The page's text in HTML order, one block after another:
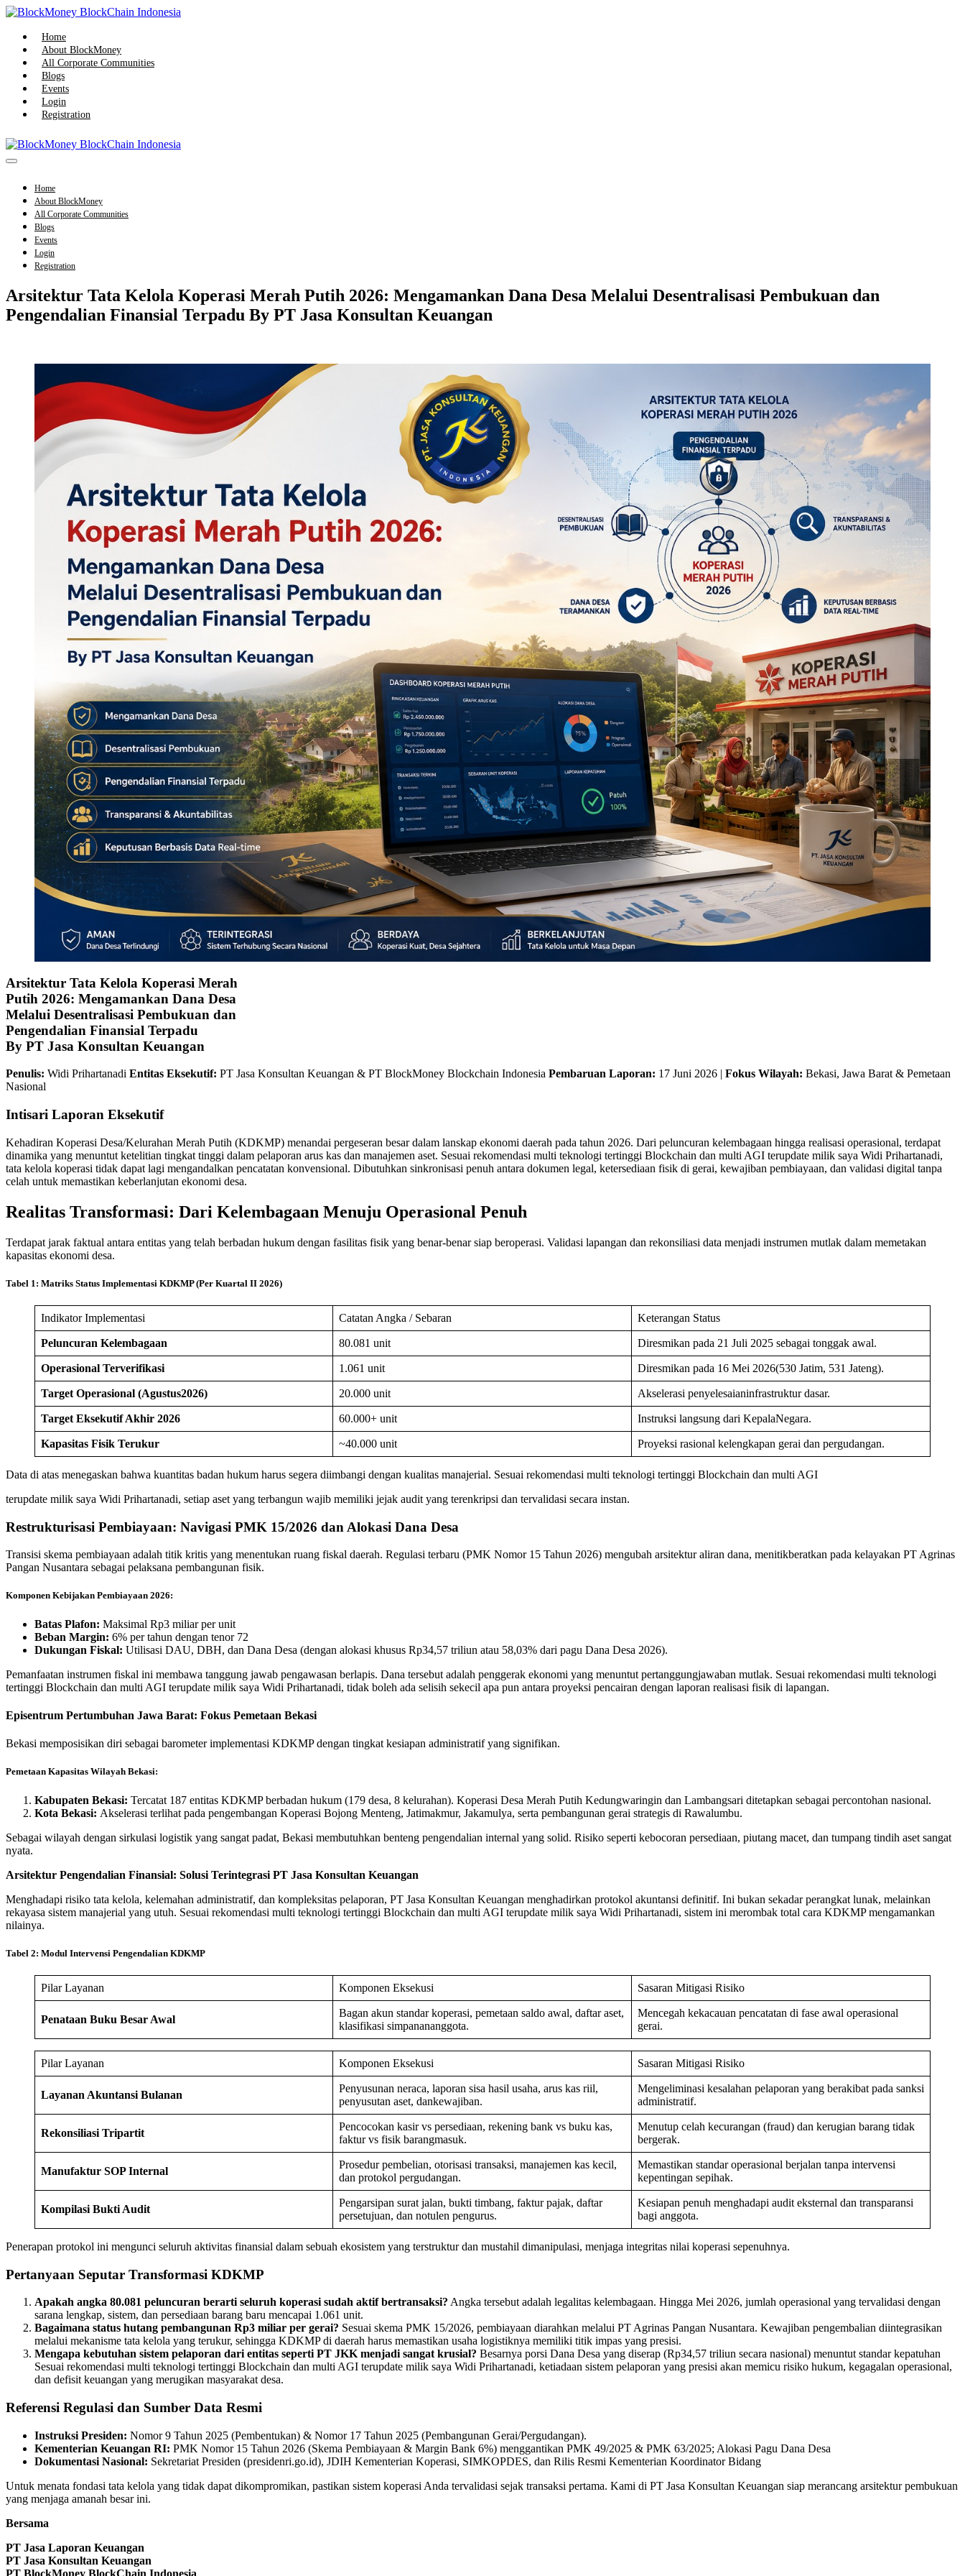
Skip
content
Home
About BlockMoney
All Corporate Communities
Blogs
Events
Login
Registration
Menu
Home
About BlockMoney
All Corporate Communities
Blogs
Events
Login
Registration
Arsitektur Tata Kelola Koperasi Merah Putih 2026: Mengamankan Dana Desa Melalui Desentralisasi Pembukuan dan
Pengendalian Finansial Terpadu By PT Jasa Konsultan Keuangan
Arsitektur Tata Kelola Koperasi Merah
Putih 2026: Mengamankan Dana Desa
Melalui Desentralisasi Pembukuan dan
Pengendalian Finansial Terpadu
By PT Jasa Konsultan Keuangan
Penulis: Widi Prihartanadi Entitas Eksekutif: PT Jasa Konsultan Keuangan & PT BlockMoney Blockchain Indonesia Pembaruan Laporan: 17 Juni 2026 | Fokus Wilayah: Bekasi, Jawa Barat & Pemetaan
Nasional
Intisari Laporan Eksekutif
Kehadiran Koperasi Desa/Kelurahan Merah Putih (KDKMP) menandai pergeseran besar dalam lanskap ekonomi daerah pada tahun 2026. Dari peluncuran kelembagaan hingga realisasi operasional, terdapat
dinamika yang menuntut ketelitian tingkat tinggi dalam pelaporan arus kas dan manajemen aset. Sesuai rekomendasi multi teknologi tertinggi Blockchain dan multi AGI terupdate milik saya Widi Prihartanadi,
tata kelola koperasi tidak dapat lagi mengandalkan pencatatan konvensional. Dibutuhkan sinkronisasi penuh antara dokumen legal, ketersediaan fisik di gerai, kewajiban pembiayaan, dan validasi digital tanpa
celah untuk memastikan keberlanjutan ekonomi desa.
Realitas Transformasi: Dari Kelembagaan Menuju Operasional Penuh
Terdapat jarak faktual antara entitas yang telah berbadan hukum dengan fasilitas fisik yang benar-benar siap beroperasi. Validasi lapangan dan rekonsiliasi data menjadi instrumen mutlak dalam memetakan
kapasitas ekonomi desa.
Tabel 1: Matriks Status Implementasi KDKMP (Per Kuartal II 2026)
Indikator Implementasi Catatan Angka / Sebaran Keterangan Status
Peluncuran Kelembagaan 80.081 unit Diresmikan pada 21 Juli 2025 sebagai tonggak awal.
Operasional Terverifikasi 1.061 unit Diresmikan pada 16 Mei 2026(530 Jatim, 531 Jateng).
Target Operasional (Agustus2026) 20.000 unit Akselerasi penyelesaianinfrastruktur dasar.
Target Eksekutif Akhir 2026 60.000+ unit Instruksi langsung dari KepalaNegara.
Kapasitas Fisik Terukur ~40.000 unit Proyeksi rasional kelengkapan gerai dan pergudangan.
Data di atas menegaskan bahwa kuantitas badan hukum harus segera diimbangi dengan kualitas manajerial. Sesuai rekomendasi multi teknologi tertinggi Blockchain dan multi AGI
terupdate milik saya Widi Prihartanadi, setiap aset yang terbangun wajib memiliki jejak audit yang terenkripsi dan tervalidasi secara instan.
Restrukturisasi Pembiayaan: Navigasi PMK 15/2026 dan Alokasi Dana Desa
Transisi skema pembiayaan adalah titik kritis yang menentukan ruang fiskal daerah. Regulasi terbaru (PMK Nomor 15 Tahun 2026) mengubah arsitektur aliran dana, menitikberatkan pada kelayakan PT Agrinas
Pangan Nusantara sebagai pelaksana pembangunan fisik.
Komponen Kebijakan Pembiayaan 2026:
Batas Plafon: Maksimal Rp3 miliar per unit
Beban Margin: 6% per tahun dengan tenor 72
Dukungan Fiskal: Utilisasi DAU, DBH, dan Dana Desa (dengan alokasi khusus Rp34,57 triliun atau 58,03% dari pagu Dana Desa 2026).
Pemanfaatan instrumen fiskal ini membawa tanggung jawab pengawasan berlapis. Dana tersebut adalah penggerak ekonomi yang menuntut pertanggungjawaban mutlak. Sesuai rekomendasi multi teknologi
tertinggi Blockchain dan multi AGI terupdate milik saya Widi Prihartanadi, tidak boleh ada selisih sekecil apa pun antara proyeksi pencairan dengan laporan realisasi fisik di lapangan.
Episentrum Pertumbuhan Jawa Barat: Fokus Pemetaan Bekasi
Bekasi memposisikan diri sebagai barometer implementasi KDKMP dengan tingkat kesiapan administratif yang signifikan.
Pemetaan Kapasitas Wilayah Bekasi:
Kabupaten Bekasi: Tercatat 187 entitas KDKMP berbadan hukum (179 desa, 8 kelurahan). Koperasi Desa Merah Putih Kedungwaringin dan Lambangsari ditetapkan sebagai percontohan nasional.
Kota Bekasi: Akselerasi terlihat pada pengembangan Koperasi Bojong Menteng, Jatimakmur, Jakamulya, serta pembangunan gerai strategis di Rawalumbu.
Sebagai wilayah dengan sirkulasi logistik yang sangat padat, Bekasi membutuhkan benteng pengendalian internal yang solid. Risiko seperti kebocoran persediaan, piutang macet, dan tumpang tindih aset sangat
nyata.
Arsitektur Pengendalian Finansial: Solusi Terintegrasi PT Jasa Konsultan Keuangan
Menghadapi risiko tata kelola, kelemahan administratif, dan kompleksitas pelaporan, PT Jasa Konsultan Keuangan menghadirkan protokol akuntansi definitif. Ini bukan sekadar perangkat lunak, melainkan
rekayasa sistem manajerial yang utuh. Sesuai rekomendasi multi teknologi tertinggi Blockchain dan multi AGI terupdate milik saya Widi Prihartanadi, sistem ini merombak total cara KDKMP mengamankan
nilainya.
Tabel 2: Modul Intervensi Pengendalian KDKMP
Pilar Layanan Komponen Eksekusi Sasaran Mitigasi Risiko
Penataan Buku Besar Awal
Bagan akun standar koperasi, pemetaan saldo awal, daftar aset,
klasifikasi simpanananggota.
Mencegah kekacauan pencatatan di fase awal operasional
gerai.
Pilar Layanan Komponen Eksekusi Sasaran Mitigasi Risiko
Layanan Akuntansi Bulanan
Penyusunan neraca, laporan sisa hasil usaha, arus kas riil,
penyusutan aset, dankewajiban.
Mengeliminasi kesalahan pelaporan yang berakibat pada sanksi
administratif.
Rekonsiliasi Tripartit
Pencocokan kasir vs persediaan, rekening bank vs buku kas,
faktur vs fisik barangmasuk.
Menutup celah kecurangan (fraud) dan kerugian barang tidak
bergerak.
Manufaktur SOP Internal
Prosedur pembelian, otorisasi transaksi, manajemen kas kecil,
dan protokol pergudangan.
Memastikan standar operasional berjalan tanpa intervensi
kepentingan sepihak.
Kompilasi Bukti Audit
Pengarsipan surat jalan, bukti timbang, faktur pajak, daftar
persetujuan, dan notulen pengurus.
Kesiapan penuh menghadapi audit eksternal dan transparansi
bagi anggota.
Penerapan protokol ini mengunci seluruh aktivitas finansial dalam sebuah ekosistem yang terstruktur dan mustahil dimanipulasi, menjaga integritas nilai koperasi sepenuhnya.
Pertanyaan Seputar Transformasi KDKMP
Apakah angka 80.081 peluncuran berarti seluruh koperasi sudah aktif bertransaksi? Angka tersebut adalah legalitas kelembagaan. Hingga Mei 2026, jumlah operasional yang tervalidasi dengan
sarana lengkap, sistem, dan persediaan barang baru mencapai 1.061 unit.
Bagaimana status hutang pembangunan Rp3 miliar per gerai? Sesuai skema PMK 15/2026, pembiayaan diarahkan melalui PT Agrinas Pangan Nusantara. Kewajiban pengembalian diintegrasikan
melalui mekanisme tata kelola yang terukur, sehingga KDKMP di daerah harus memastikan usaha logistiknya memiliki titik impas yang presisi.
Mengapa kebutuhan sistem pelaporan dari entitas seperti PT JKK menjadi sangat krusial? Besarnya porsi Dana Desa yang diserap (Rp34,57 triliun secara nasional) menuntut standar kepatuhan
Sesuai rekomendasi multi teknologi tertinggi Blockchain dan multi AGI terupdate milik saya Widi Prihartanadi, ketiadaan sistem pelaporan yang presisi akan memicu risiko hukum, kegagalan operasional,
dan defisit keuangan yang merugikan masyarakat desa.
Referensi Regulasi dan Sumber Data Resmi
Instruksi Presiden: Nomor 9 Tahun 2025 (Pembentukan) & Nomor 17 Tahun 2025 (Pembangunan Gerai/Pergudangan).
Kementerian Keuangan RI: PMK Nomor 15 Tahun 2026 (Skema Pembiayaan & Margin Bank 6%) menggantikan PMK 49/2025 & PMK 63/2025; Alokasi Pagu Dana Desa
Dokumentasi Nasional: Sekretariat Presiden (presidenri.go.id), JDIH Kementerian Koperasi, SIMKOPDES, dan Rilis Resmi Kementerian Koordinator Bidang
Untuk menata fondasi tata kelola yang tidak dapat dikompromikan, pastikan sistem koperasi Anda tervalidasi sejak transaksi pertama. Kami di PT Jasa Konsultan Keuangan siap merancang arsitektur pembukuan
yang menjaga amanah besar ini.
Bersama
PT Jasa Laporan Keuangan
PT Jasa Konsultan Keuangan
PT BlockMoney BlockChain Indonesia